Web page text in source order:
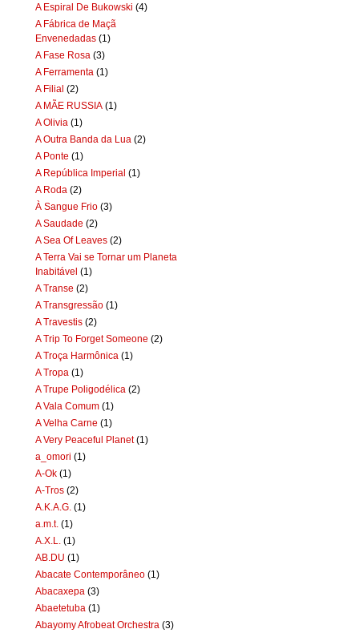
A Espiral De Bukowski (4)
A Fábrica de Maçã
Envenedadas (1)
A Fase Rosa (3)
A Ferramenta (1)
A Filial (2)
A MÃE RUSSIA (1)
A Olivia (1)
A Outra Banda da Lua (2)
A Ponte (1)
A República Imperial (1)
A Roda (2)
À Sangue Frio (3)
A Saudade (2)
A Sea Of Leaves (2)
A Terra Vai se Tornar um Planeta
Inabitável (1)
A Transe (2)
A Transgressão (1)
A Travestis (2)
A Trip To Forget Someone (2)
A Troça Harmônica (1)
A Tropa (1)
A Trupe Poligodélica (2)
A Vala Comum (1)
A Velha Carne (1)
A Very Peaceful Planet (1)
a_omori (1)
A-Ok (1)
A-Tros (2)
A.K.A.G. (1)
a.m.t. (1)
A.X.L.
(1)
AB.DU (1)
Abacate Contemporâneo (1)
Abacaxepa (3)
Abaetetuba (1)
Abayomy Afrobeat Orchestra (3)